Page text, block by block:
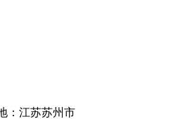
：江苏苏州市